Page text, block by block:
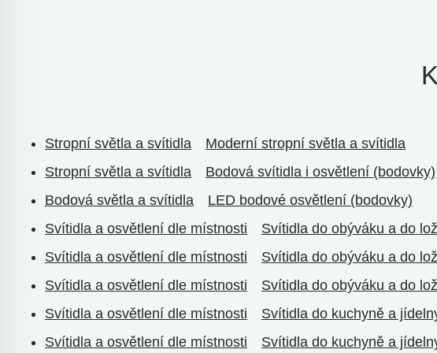
Stropní světla a svítidla
Moderní stropní světla a svítidla
Stropní světla a svítidla
Bodová svítidla i osvětlení (bodovky)
Bodová světla a svítidla
LED bodové osvětlení (bodovky)
Svítidla a osvětlení dle místnosti
Svítidla do obýváku a do
Svítidla a osvětlení dle místnosti
Svítidla do obýváku a do
Svítidla a osvětlení dle místnosti
Svítidla do obýváku a do
Svítidla a osvětlení dle místnosti
Svítidla do kuchyně a
Svítidla a osvětlení dle místnosti
Svítidla do kuchyně a